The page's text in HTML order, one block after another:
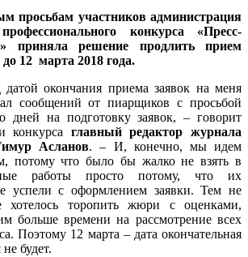
просьбам участников администрация
конкурса «Пресс-
приняла решение продлить прием
12 марта 2018 года.
окончания приема заявок на меня
сообщений от пиарщиков с просьбой
дней на подготовку заявок, ­– говорит
конкурса главный редактор журнала
Асланов. – И, конечно, мы идем
потому что было бы жалко не взять в
работы просто потому, что их
успели с оформлением заявки. Тем не
торопить жюри с оценками,
больше времени на рассмотрение всех
Поэтому 12 марта – дата окончательная
будет.